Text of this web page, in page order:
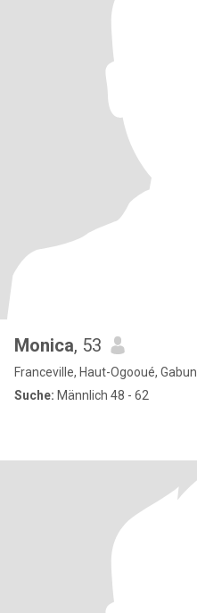
Monica, 53
Franceville, Haut-Ogooué, Gabun
Suche: Männlich 48 - 62